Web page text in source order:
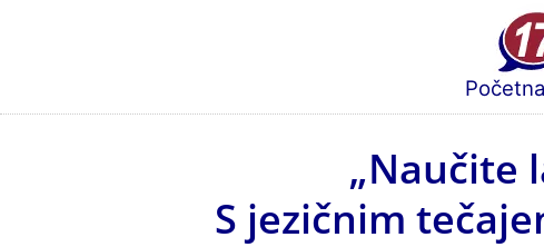
Početna
„Naučite
S jezičnim